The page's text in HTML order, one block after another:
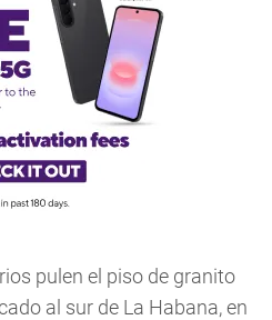
pulen el piso de granito
al sur de La Habana, en